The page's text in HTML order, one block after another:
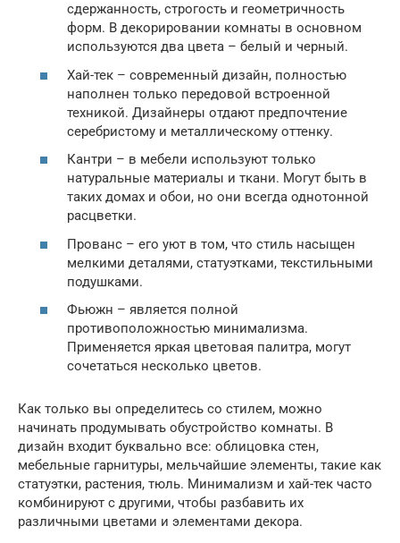
сдержанность, строгость и геометричность
форм. В декорировании комнаты в основном
используются два цвета – белый и черный.
Хай-тек – современный дизайн, полностью
наполнен только передовой встроенной
техникой. Дизайнеры отдают предпочтение
серебристому и металлическому оттенку.
Кантри – в мебели используют только
натуральные материалы и ткани. Могут быть в
таких домах и обои, но они всегда однотонной
расцветки.
Прованс – его уют в том, что стиль насыщен
мелкими деталями, статуэтками, текстильными
подушками.
Фьюжн – является полной
противоположностью минимализма.
Применяется яркая цветовая палитра, могут
сочетаться несколько цветов.
Как только вы определитесь со стилем, можно
начинать продумывать обустройство комнаты. В
дизайн входит буквально все: облицовка стен,
мебельные гарнитуры, мельчайшие элементы, такие как
статуэтки, растения, тюль. Минимализм и хай-тек часто
комбинируют с другими, чтобы разбавить их
различными цветами и элементами декора.